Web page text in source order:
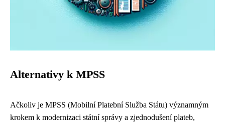
Alternativy k MPSS
Ačkoliv je MPSS (Mobilní Platební Služba Státu) významným
krokem k modernizaci státní správy a zjednodušení plateb,